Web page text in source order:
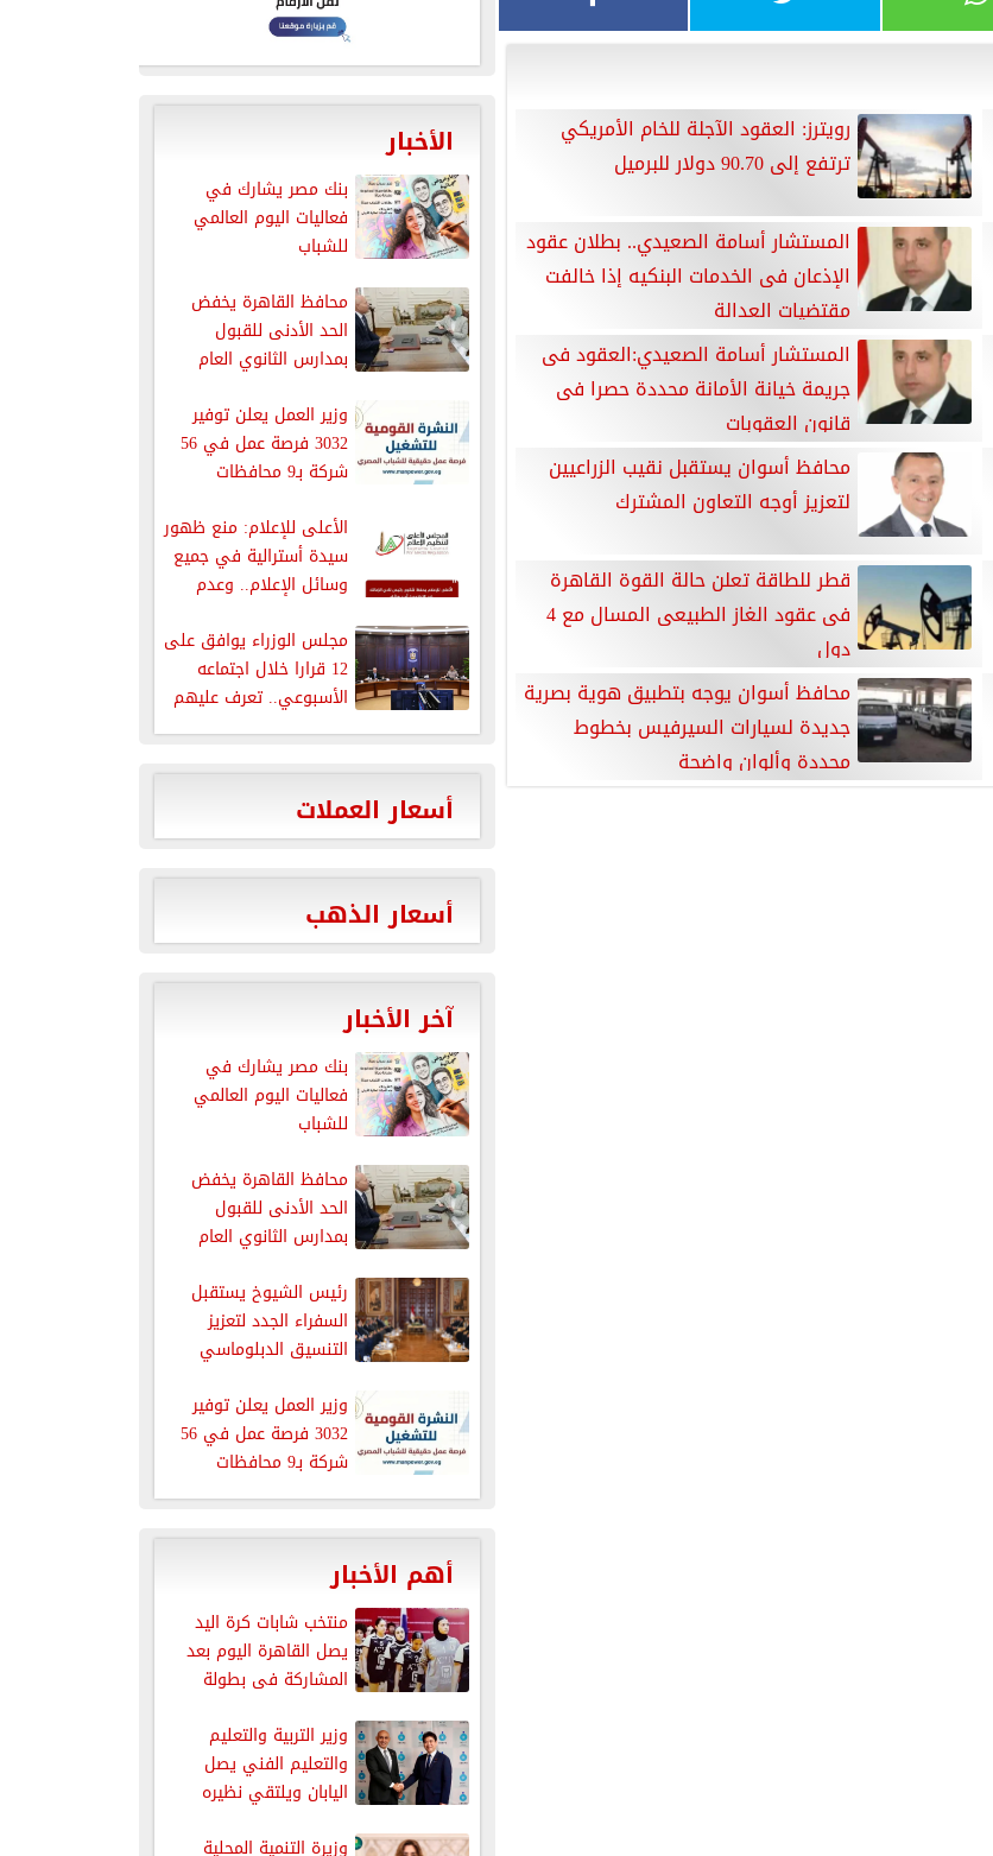
رويترز: العقود الآجلة للخام الأمريكي
ترتفع إلى 90.70 دولار للبرميل
المستشار أسامة الصعيدي.. بطلان عقود
الإذعان فى الخدمات البنكيه إذا خالفت
مقتضيات العدالة
المستشار أسامة الصعيدي:العقود فى
جريمة خيانة الأمانة محددة حصرا فى
قانون العقوبات
محافظ أسوان يستقبل نقيب الزراعيين
لتعزيز أوجه التعاون المشترك
قطر للطاقة تعلن حالة القوة القاهرة
فى عقود الغاز الطبيعى المسال مع 4
دول
محافظ أسوان يوجه بتطبيق هوية بصرية
جديدة لسيارات السيرفيس بخطوط
محددة وألوان واضحة
الأخبار
بنك مصر يشارك في
فعاليات اليوم العالمي
للشباب
محافظ القاهرة يخفض
الحد الأدنى للقبول
بمدارس الثانوي العام
وزير العمل يعلن توفير
3032 فرصة عمل في 56
شركة بـ9 محافظات
الأعلى للإعلام: منع ظهور
سيدة أسترالية في جميع
وسائل الإعلام.. وعدم
مجلس الوزراء يوافق على
12 قرارا خلال اجتماعه
الأسبوعي.. تعرف عليهم
أسعار العملات
أسعار الذهب
آخر الأخبار
بنك مصر يشارك في
فعاليات اليوم العالمي
للشباب
محافظ القاهرة يخفض
الحد الأدنى للقبول
بمدارس الثانوي العام
رئيس الشيوخ يستقبل
السفراء الجدد لتعزيز
التنسيق الدبلوماسي
وزير العمل يعلن توفير
3032 فرصة عمل في 56
شركة بـ9 محافظات
أهم الأخبار
منتخب شابات كرة اليد
يصل القاهرة اليوم بعد
المشاركة فى بطولة
وزير التربية والتعليم
والتعليم الفني يصل
اليابان ويلتقي نظيره
نجاحات...
وزيرة التنمية المحلية